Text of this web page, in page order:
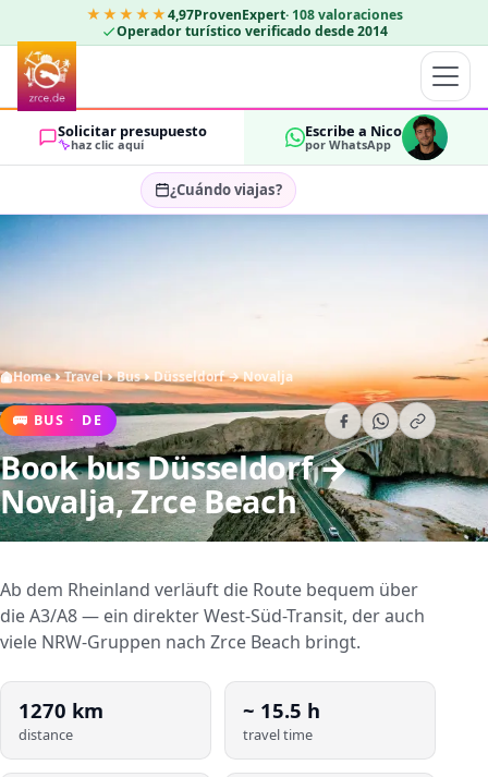
★★★★★4,97ProvenExpert· 108 valoraciones
Operador turístico verificado desde 2014
Solicitar presupuesto
haz clic aquí
Escribe a Nico
por WhatsApp
¿Cuándo viajas?
Home Travel Bus Düsseldorf → Novalja
🚌 BUS · DE
Book bus Düsseldorf →
Novalja, Zrce Beach
Ab dem Rheinland verläuft die Route bequem über
die A3/A8 — ein direkter West-Süd-Transit, der auch
viele NRW-Gruppen nach Zrce Beach bringt.
1270 km
distance
~ 15.5 h
travel time